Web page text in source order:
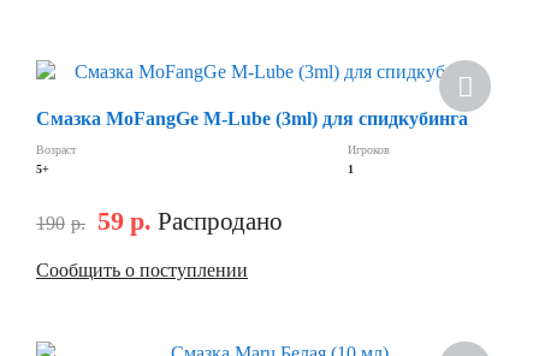
Смазка MoFangGe M-Lube (3ml) для спидкубинга
Возраст
5+
Игроков
1
190 р. 59 р. Распродано
Сообщить о поступлении